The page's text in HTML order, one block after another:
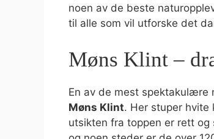
noen av de beste
til alle som vil utforske det
Møns Klint –
En av de mest spektakulære
Møns Klint. Her stuper hvite
utsikten fra toppen er rett og